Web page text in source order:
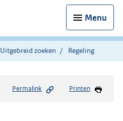
Menu
Uitgebreid zoeken Regeling
Permalink Printen